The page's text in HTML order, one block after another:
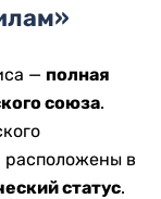
— полная
союза.
расположены в
статус.